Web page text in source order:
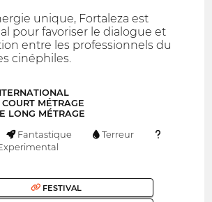
unique, Fortaleza est
pour favoriser le dialogue et
entre les professionnels du
cinéphiles.
MÉTRAGE
LONG MÉTRAGE
Fantastique
Terreur
FESTIVAL